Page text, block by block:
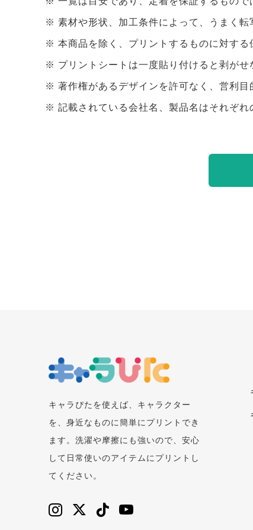
素材や形状、加工条件によって、うまく転
本商品を除く、プリントするものに対す
プリントシートは一度貼り付けると剥がせ
著作権があるデザインを許可なく、営利
記載されている会社名、製品名はそれぞれ
キャラぴたを使えば、キャラクター
を、身近なものに簡単にプリントでき
ます。洗濯や摩擦にも強いので、安心
して日常使いのアイテムにプリントし
てください。